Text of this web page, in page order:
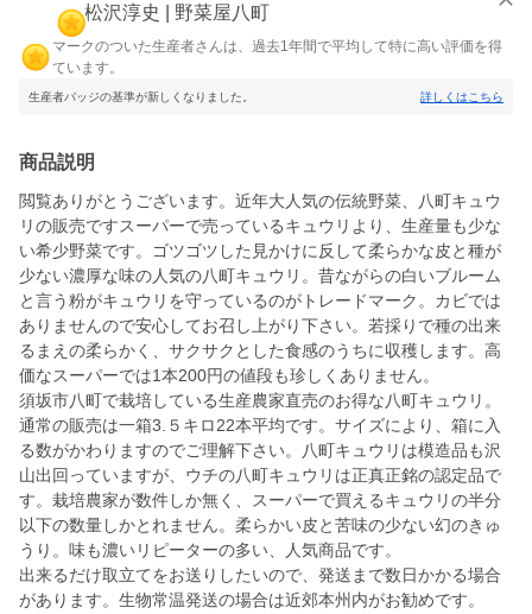
松沢淳史 | 野菜屋八町
マークのついた生産者さんは、過去1年間で平均して特に高い評価を得
ています。
生産者バッジの基準が新しくなりました。 詳しくはこちら
商品説明
閲覧ありがとうございます。近年大人気の伝統野菜、八町キュウ
リの販売ですスーパーで売っているキュウリより、生産量も少な
い希少野菜です。ゴツゴツした見かけに反して柔らかな皮と種が
少ない濃厚な味の人気の八町キュウリ。昔ながらの白いブルーム
と言う粉がキュウリを守っているのがトレードマーク。カビでは
ありませんので安心してお召し上がり下さい。若採りで種の出来
るまえの柔らかく、サクサクとした食感のうちに収穫します。高
価なスーパーでは1本200円の値段も珍しくありません。
須坂市八町で栽培している生産農家直売のお得な八町キュウリ。
通常の販売は一箱3.５キロ22本平均です。サイズにより、箱に入
る数がかわりますのでご理解下さい。八町キュウリは模造品も沢
山出回っていますが、ウチの八町キュウリは正真正銘の認定品で
す。栽培農家が数件しか無く、スーパーで買えるキュウリの半分
以下の数量しかとれません。柔らかい皮と苦味の少ない幻のきゅ
うり。味も濃いリピーターの多い、人気商品です。
出来るだけ取立てをお送りしたいので、発送まで数日かかる場合
があります。生物常温発送の場合は近郊本州内がお勧めです。